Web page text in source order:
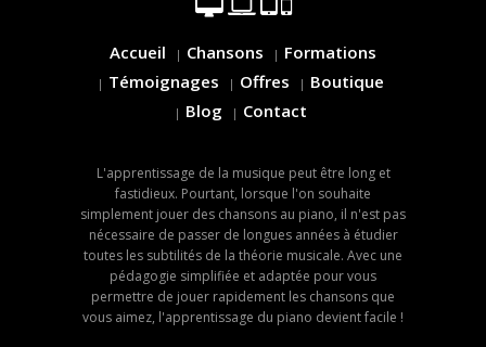
Accueil Chansons
Formations
Témoignages
Offres
Boutique
Blog
Contact
L'apprentissage de la musique peut être long et
fastidieux. Pourtant, lorsque l'on souhaite
simplement jouer des chansons au piano, il n'est pas
nécessaire de passer de longues années à étudier
toutes les subtilités de la théorie musicale. Avec une
pédagogie simplifiée et adaptée pour vous
permettre de jouer rapidement les chansons que
vous aimez, l'apprentissage du piano devient facile !